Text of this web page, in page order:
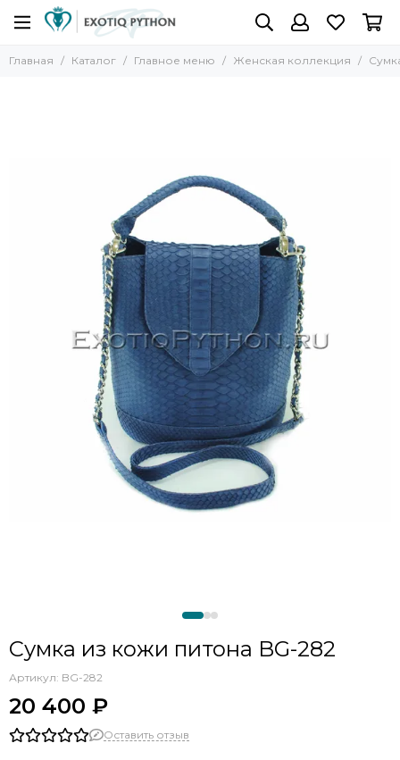
Главная Каталог Главное меню Женская коллекция
Сумка из кожи питона BG-282
Артикул: BG-282
20 400 ₽
Оставить отзыв